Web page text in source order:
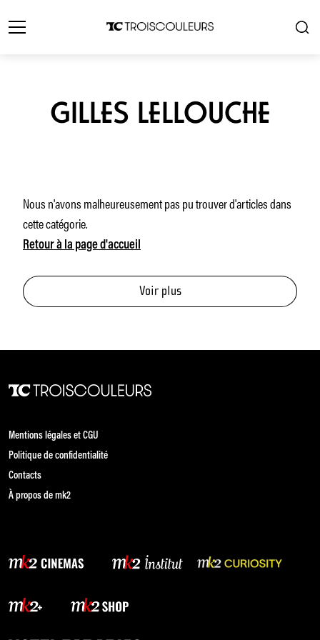
GILLES LELLOUCHE
Nous n'avons malheureusement pas pu trouver d'articles dans
cette catégorie.
Retour à la page d'accueil
Voir plus
Mentions légales et CGU
Politique de confidentialité
Contacts
À propos de mk2